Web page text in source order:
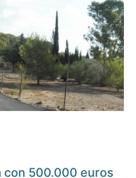
con 500.000 euros